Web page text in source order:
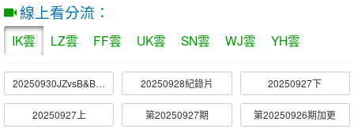
線上看分流：
IK雲 LZ雲 FF雲 UK雲 SN雲 WJ雲 YH雲
20250930JZvsB&B突圍賽 20250928紀錄片 20250927下
20250927上 第20250927期 第20250926期加更